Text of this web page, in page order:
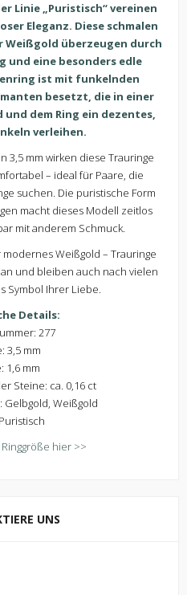
Linie „Puristisch“ vereinen
Eleganz. Diese schmalen
Weißgold überzeugen durch
und eine besonders edle
ist mit funkelnden
besetzt, die in einer
dem Ring ein dezentes,
verleihen.
3,5 mm wirken diese Trauringe
– ideal für Paare, die
suchen. Die puristische Form
macht dieses Modell zeitlos
mit anderem Schmuck.
Weißgold – Trauringe
und bleiben auch nach vielen
Symbol Ihrer Liebe.
Details:
277
3,5 mm
1,6 mm
Steine: ca. 0,16 ct
Gelbgold, Weißgold
hier >>
UNS